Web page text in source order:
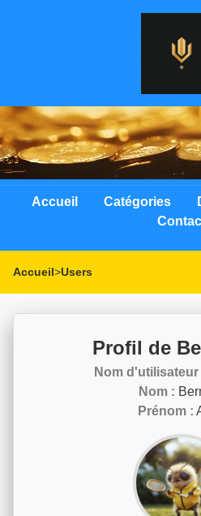
Accueil Catégories
Accueil>Users
Profil de
Nom d'utilisateur
Nom :
Prénom :